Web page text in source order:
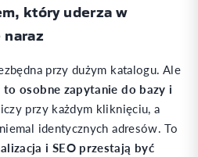
który uderza w
naraz
przy dużym katalogu. Ale
osobne zapytanie do bazy i
przy każdym kliknięciu, a
identycznych adresów. To
i SEO przestają być